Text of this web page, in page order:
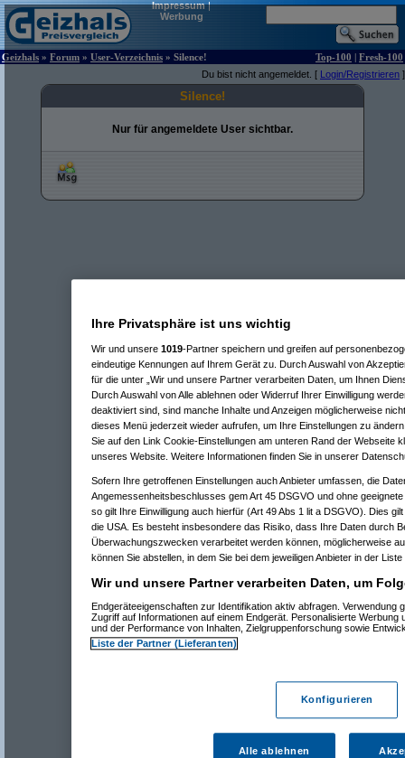
Impressum|
Werbung
Geizhals » Forum » User-Verzeichnis » Silence! Top-100 | Fresh-100
Du bist nicht angemeldet. [ Login/Registrieren ]
Silence!
Nur für angemeldete User sichtbar.
Ihre Privatsphäre ist uns wichtig
Wir und unsere 1019-Partner speichern und greifen auf
eindeutige Kennungen auf Ihrem Gerät zu. Durch Auswahl von
für die unter „Wir und unsere Partner verarbeiten Daten, um Ihnen
Durch Auswahl von Alle ablehnen oder Widerruf Ihrer Einwilligung
deaktiviert sind, sind manche Inhalte und Anzeigen möglicherweise
dieses Menü jederzeit wieder aufrufen, um Ihre Einstellungen zu
Sie auf den Link Cookie-Einstellungen am unteren Rand der Webseite
unseres Website. Weitere Informationen finden Sie in unserer
Sofern Ihre getroffenen Einstellungen auch Anbieter umfassen, die
Angemessenheitsbeschlusses gem Art 45 DSGVO und ohne
so gilt Ihre Einwilligung auch hierfür (Art 49 Abs 1 lit a DSGVO). Dies
die USA. Es besteht insbesondere das Risiko, dass Ihre Daten durch
Überwachungszwecken verarbeitet werden können, möglicherweise
können Sie abstellen, in dem Sie bei dem jeweiligen Anbieter in der
Wir und unsere Partner verarbeiten Daten, um
Endgeräteeigenschaften zur Identifikation aktiv abfragen. Verwendung
Zugriff auf Informationen auf einem Endgerät. Personalisierte Werbung
und der Performance von Inhalten, Zielgruppenforschung sowie
Liste der Partner (Lieferanten)
Konfigurieren
Alle ablehnen